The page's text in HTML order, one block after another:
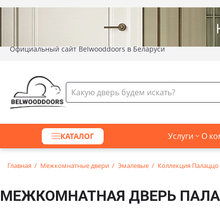
Официальный сайт Belwooddoors в Беларуси
КАТАЛОГ Услуги О
Главная Межкомнатные двери Эмалевые Коллекция Палаццо
МЕЖКОМНАТНАЯ ДВЕРЬ